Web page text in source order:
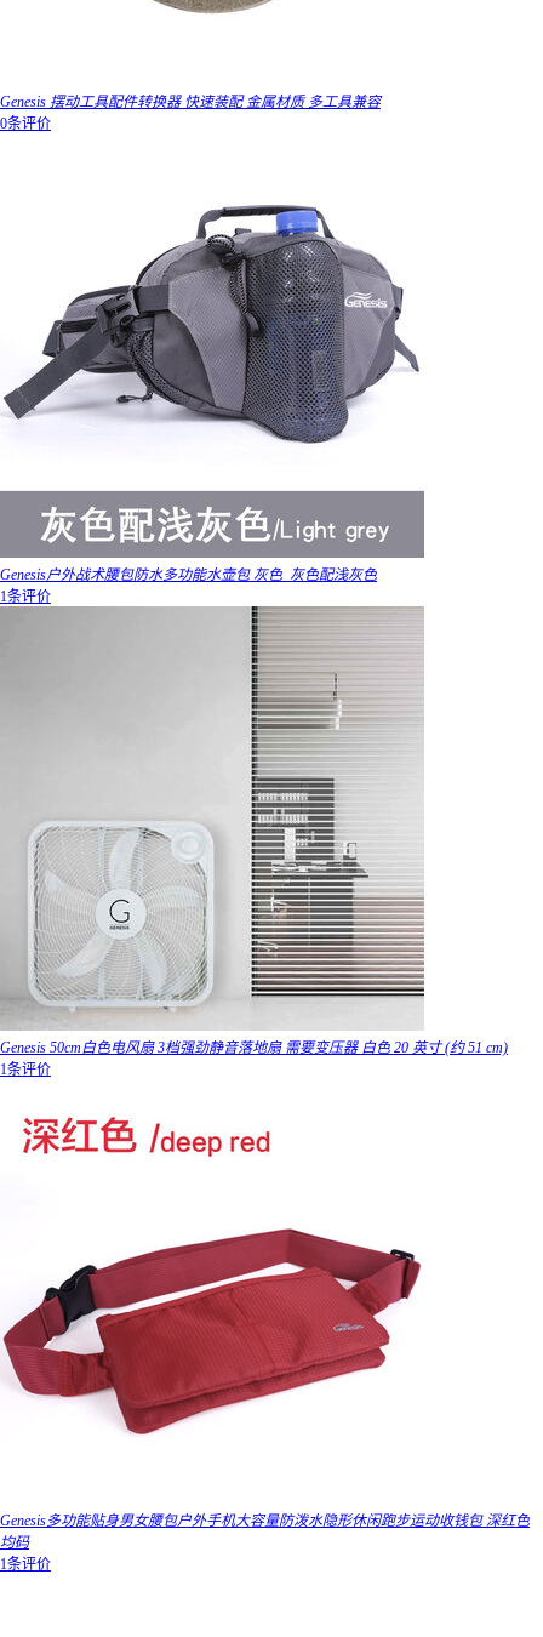
Genesis 摆动工具配件转换器 快速装配 金属材质 多工具兼容
0条评价
Genesis户外战术腰包防水多功能水壶包 灰色_灰色配浅灰色
1条评价
Genesis 50cm白色电风扇 3档强劲静音落地扇 需要变压器 白色 20 英寸 (约 51 cm)
1条评价
Genesis多功能贴身男女腰包户外手机大容量防泼水隐形休闲跑步运动收钱包 深红色
均码
1条评价